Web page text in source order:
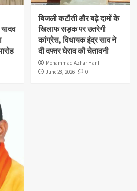
बिजली कटौती और बढ़े दामों के
खिलाफ सड़क पर उतरेगी
कांग्रेस, विधायक इंद्र साव ने
दी दफ्तर घेराव की चेतावनी
Mohammad Azhar Hanfi
June 28, 2026
0